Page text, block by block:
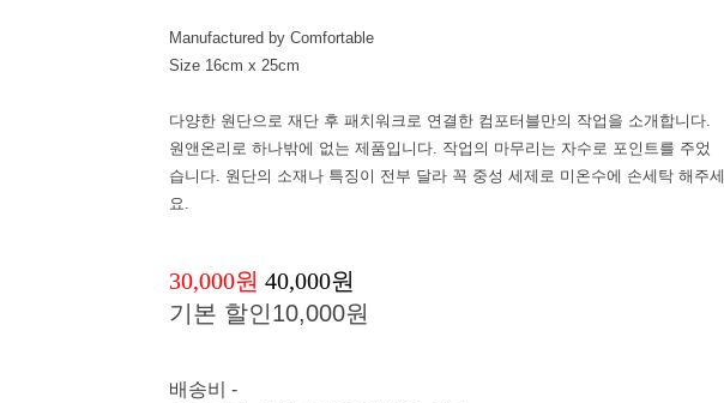
Manufactured by Comfortable
Size 16cm x 25cm
다양한 원단으로 재단 후 패치워크로 연결한 컴포터블만의 작업을 소개합니다.
원앤온리로 하나밖에 없는 제품입니다. 작업의 마무리는 자수로 포인트를 주었
습니다. 원단의 소재나 특징이 전부 달라 꼭 중성 세제로 미온수에 손세탁 해주세
요.
30,000원 40,000원
기본 할인10,000원
배송비 -